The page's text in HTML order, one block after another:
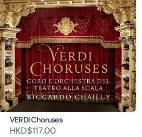
VERDI Choruses
HKD$117.00